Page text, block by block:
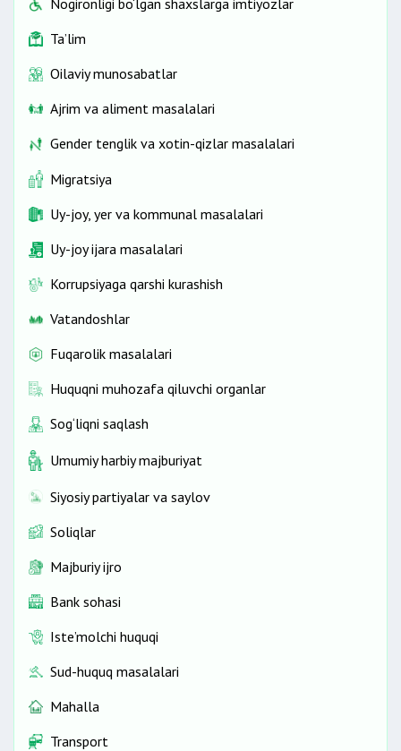
Nogironligi bo‘lgan shaxslarga imtiyozlar
Ta’lim
Oilaviy munosabatlar
Ajrim va aliment masalalari
Gender tenglik va xotin-qizlar masalalari
Migratsiya
Uy-joy, yer va kommunal masalalari
Uy-joy ijara masalalari
Korrupsiyaga qarshi kurashish
Vatandoshlar
Fuqarolik masalalari
Huquqni muhozafa qiluvchi organlar
Sog‘liqni saqlash
Umumiy harbiy majburiyat
Siyosiy partiyalar va saylov
Soliqlar
Majburiy ijro
Bank sohasi
Iste’molchi huquqi
Sud-huquq masalalari
Mahalla
Transport